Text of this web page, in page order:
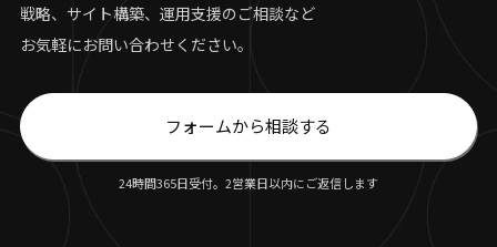
戦略、サイト構築、運用支援のご相談など
お気軽にお問い合わせください。
フォームから相談する
24時間365日受付。2営業日以内にご返信します